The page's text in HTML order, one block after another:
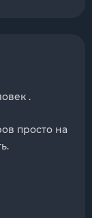
.
просто на